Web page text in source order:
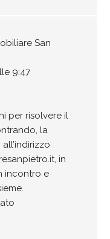
San
9:47
per risolvere il
la
, in
incontro e